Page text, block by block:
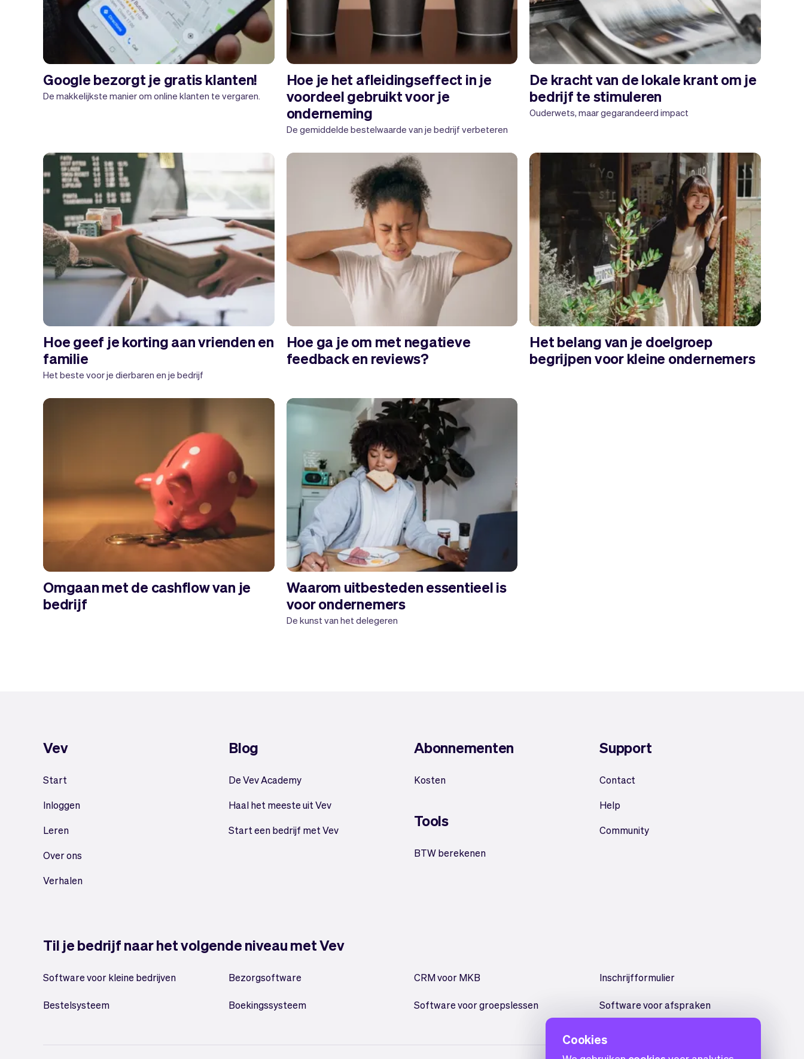
Google bezorgt je gratis klanten!
De makkelijkste manier om online klanten te vergaren.
Hoe je het afleidingseffect in je
voordeel gebruikt voor je
onderneming
De gemiddelde bestelwaarde van je bedrijf verbeteren
De kracht van de lokale krant om je
bedrijf te stimuleren
Ouderwets, maar gegarandeerd impact
Hoe geef je korting aan vrienden en
familie
Het beste voor je dierbaren en je bedrijf
Hoe ga je om met negatieve
feedback en reviews?
Het belang van je doelgroep
begrijpen voor kleine ondernemers
Omgaan met de cashflow van je
bedrijf
Waarom uitbesteden essentieel is
voor ondernemers
De kunst van het delegeren
Vev
Start
Inloggen
Leren
Over ons
Verhalen
Blog
De Vev Academy
Haal het meeste uit Vev
Start een bedrijf met Vev
Abonnementen
Kosten
Tools
BTW berekenen
Support
Contact
Help
Community
Til je bedrijf naar het volgende niveau met Vev
Software voor kleine bedrijven Bezorgsoftware CRM voor MKB Inschrijfformulier
Bestelsysteem Boekingssysteem Software voor groepslessen Software voor afspraken
Cookies